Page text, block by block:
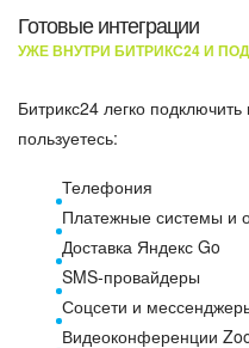
Готовые интеграции
УЖЕ ВНУТРИ БИТРИКС24 И
Битрикс24 легко
пользуетесь:
Телефония
Платежные системы и
Доставка Яндекс Go
SMS-провайдеры
Соцсети и
Видеоконференции